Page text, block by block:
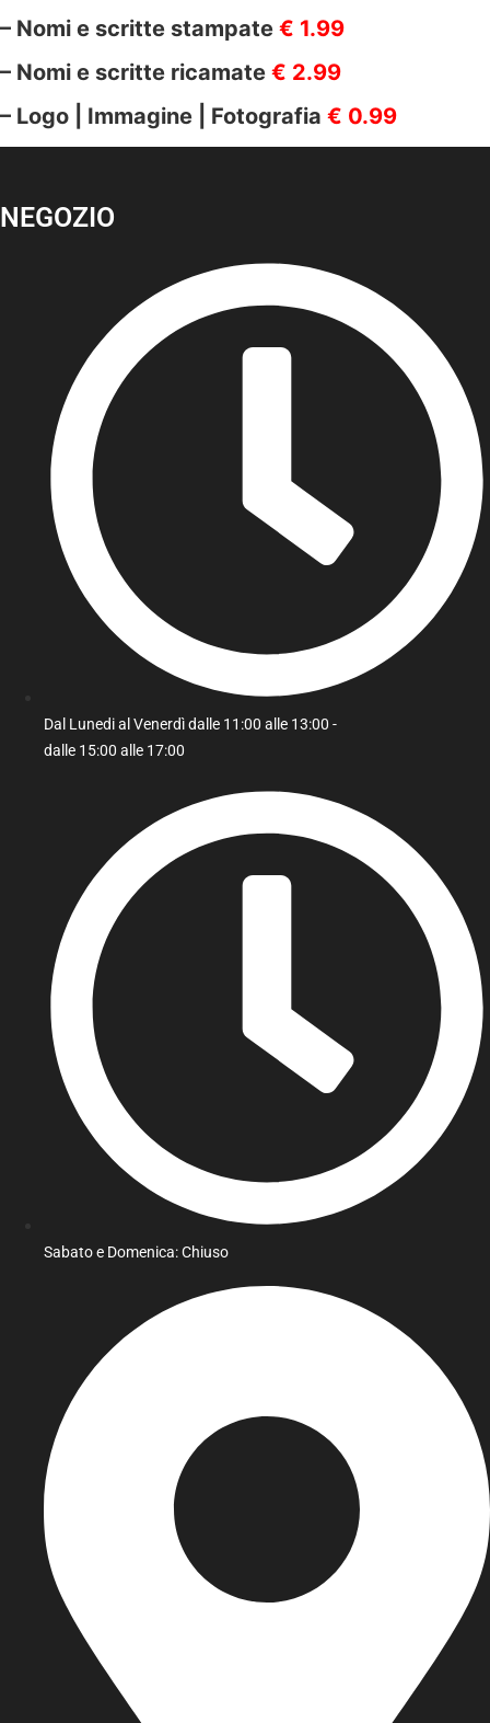
– Nomi e scritte stampate € 1.99
– Nomi e scritte ricamate € 2.99
– Logo | Immagine | Fotografia € 0.99
NEGOZIO
Dal Lunedi al Venerdì dalle 11:00 alle 13:00 -
dalle 15:00 alle 17:00
Sabato e Domenica: Chiuso